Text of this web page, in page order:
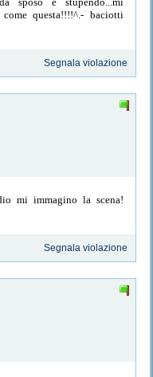
questa!!!!^.- baciotti
Segnala violazione
mi immagino la scena!
Segnala violazione